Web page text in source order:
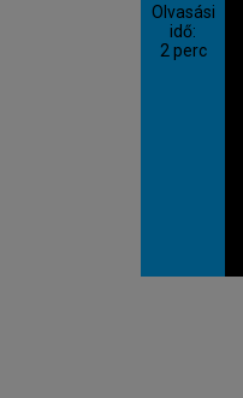
Olvasási
idő:
2 perc